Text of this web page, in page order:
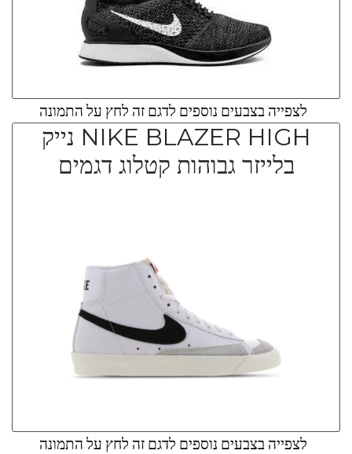
לצפייה בצבעים נוספים לדגם זה לחץ על התמונה
NIKE BLAZER HIGH נייק
בלייזר גבוהות קטלוג דגמים
לצפייה בצבעים נוספים לדגם זה לחץ על התמונה